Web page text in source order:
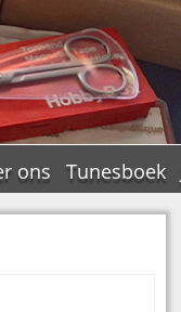
ons Tunesboek